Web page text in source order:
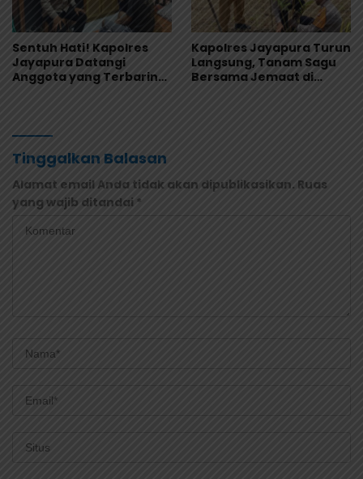
Sentuh Hati! Kapolres
Jayapura Datangi
Anggota yang Terbaring
Kapolres Jayapura Turun
Langsung, Tanam Sagu
Bersama Jemaat di
Tinggalkan Balasan
Alamat email Anda tidak akan dipublikasikan. Ruas
yang wajib ditandai *